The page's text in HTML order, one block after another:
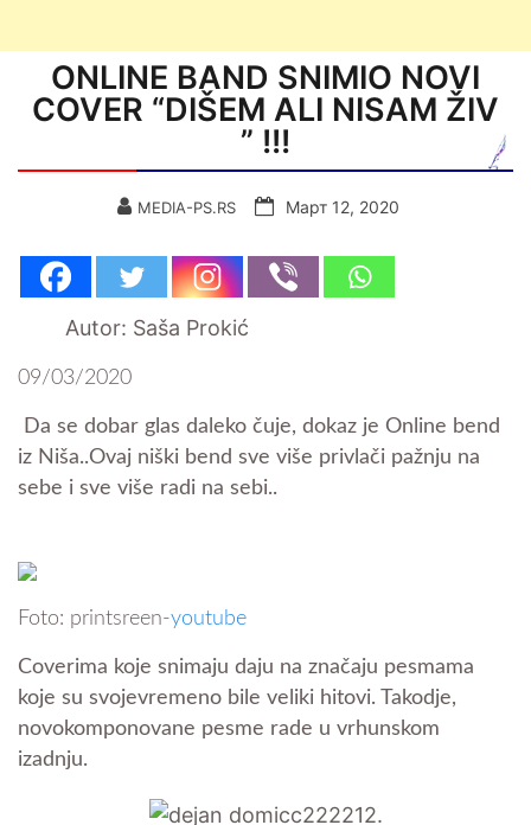
ONLINE BAND SNIMIO NOVI
COVER “DIŠEM ALI NISAM ŽIV
” !!!
MEDIA-PS.RS Март 12, 2020
Autor: Saša Prokić
09/03/2020
Da se dobar glas daleko čuje, dokaz je Online bend
iz Niša..Ovaj niški bend sve više privlači pažnju na
sebe i sve više radi na sebi..
Foto: printsreen-youtube
Coverima koje snimaju daju na značaju pesmama
koje su svojevremeno bile veliki hitovi. Takodje,
novokomponovane pesme rade u vrhunskom
izadnju.